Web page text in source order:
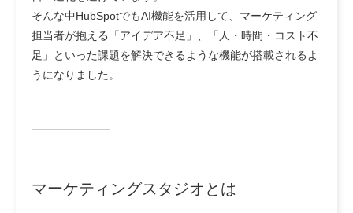
そんな中HubSpotでもAI機能を活用して、マーケティング
担当者が抱える「アイデア不足」、「人・時間・コスト不
足」といった課題を解決できるような機能が搭載されるよ
うになりました。
マーケティングスタジオとは